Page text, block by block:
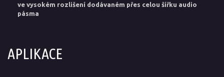
ve vysokém rozlišení dodávaném přes celou šířku audio
pásma
APLIKACE